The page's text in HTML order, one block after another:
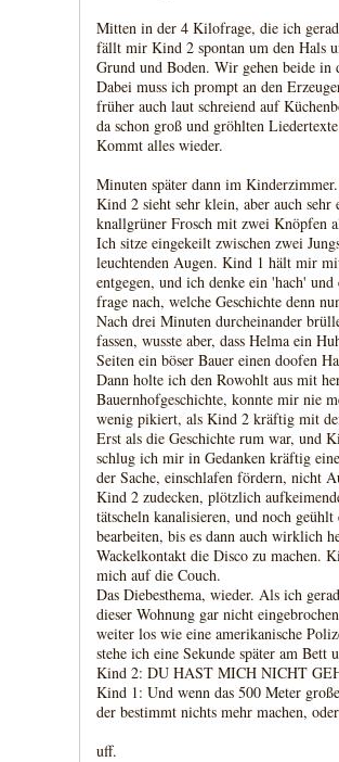
Mitten in der 4 Kilofrage, die ich
fällt mir Kind 2 spontan um den Hals
Grund und Boden. Wir gehen beide
Dabei muss ich prompt an den
früher auch laut schreiend auf
da schon groß und gröhlten
Kommt alles wieder.
Minuten später dann im
Kind 2 sieht sehr klein, aber auch
knallgrüner Frosch mit zwei Knöpfen
Ich sitze eingekeilt zwischen zwei
leuchtenden Augen. Kind 1 hält mir
entgegen, und ich denke ein 'hach'
frage nach, welche Geschichte denn
Nach drei Minuten durcheinander
fassen, wusste aber, dass Helma ein
Seiten ein böser Bauer einen doofen
Dann holte ich den Rowohlt aus mit
Bauernhofgeschichte, konnte mir nie
wenig pikiert, als Kind 2 kräftig mit
Erst als die Geschichte rum war, und
schlug ich mir in Gedanken kräftig
der Sache, einschlafen fördern, nicht
Kind 2 zudecken, plötzlich
tätscheln kanalisieren, und noch
bearbeiten, bis es dann auch wirklich
Wackelkontakt die Disco zu machen.
mich auf die Couch.
Das Diebesthema, wieder. Als ich
dieser Wohnung gar nicht
weiter los wie eine amerikanische
stehe ich eine Sekunde später am Bett
Kind 2: DU HAST MICH NICHT
Kind 1: Und wenn das 500 Meter
der bestimmt nichts mehr machen,
uff.